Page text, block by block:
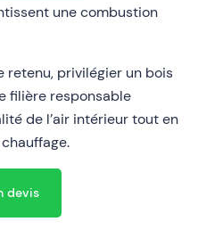
une combustion
retenu, privilégier un bois
filière responsable
de l’air intérieur tout en
devis